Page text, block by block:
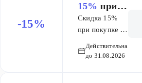
-15%
15% при
покупке 2-
х любых
упаковок
Постериза
Скидка 15%
при покупке 2-
упаковок
Действительна
до 31.08.2026